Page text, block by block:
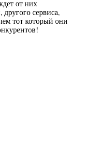
от них
сервиса,
тот который они